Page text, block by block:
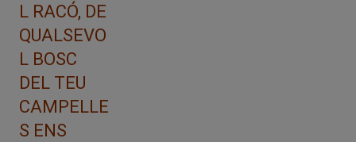
L RACÓ, DE
QUALSEVO
L BOSC
DEL TEU
CAMPELLE
S ENS